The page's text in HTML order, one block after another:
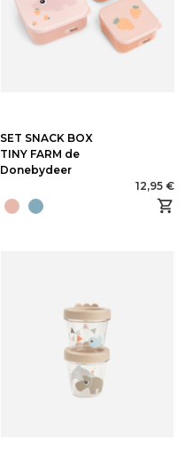
SET SNACK BOX
TINY FARM de
Donebydeer
12,95 €